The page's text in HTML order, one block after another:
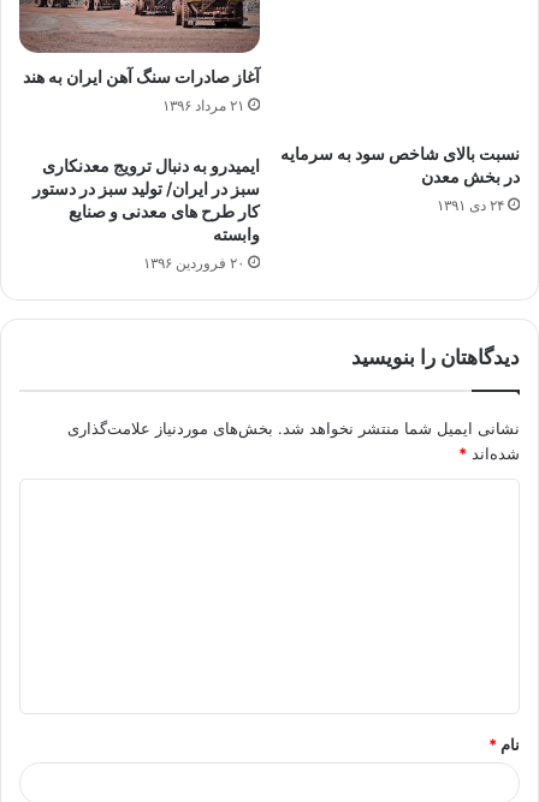
آغاز صادرات سنگ آهن ایران به هند
۲۱ مرداد ۱۳۹۶
نسبت بالای شاخص سود به سرمایه
در بخش معدن
۲۴ دی ۱۳۹۱
ایمیدرو به دنبال ترویج معدنکاری
سبز در ایران/ تولید سبز در دستور
کار طرح های معدنی و صنایع
وابسته
۲۰ فروردین ۱۳۹۶
دیدگاهتان را بنویسید
نشانی ایمیل شما منتشر نخواهد شد. بخش‌های موردنیاز علامت‌گذاری
شده‌اند *
*
نام *